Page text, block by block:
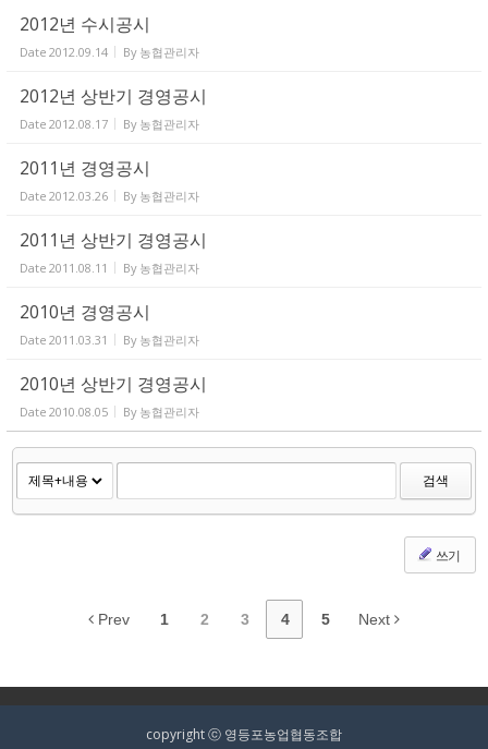
2012년 수시공시
Date 2012.09.14 By 농협관리자
2012년 상반기 경영공시
Date 2012.08.17 By 농협관리자
2011년 경영공시
Date 2012.03.26 By 농협관리자
2011년 상반기 경영공시
Date 2011.08.11 By 농협관리자
2010년 경영공시
Date 2011.03.31 By 농협관리자
2010년 상반기 경영공시
Date 2010.08.05 By 농협관리자
검색
쓰기
Prev 1 2 3 4 5 Next
copyright ⓒ 영등포농업협동조합